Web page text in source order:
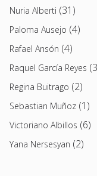
Nuria Alberti (31)
Paloma Ausejo (4)
Rafael Ansón (4)
Raquel García Reyes
Regina Buitrago (2)
Sebastian Muñoz (1)
Victoriano Albillos (6)
Yana Nersesyan (2)